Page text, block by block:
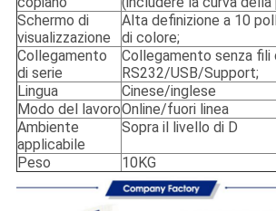
Schermo di
visualizzazione
Alta definizione a 10
di colore;
Collegamento
di serie
Collegamento senza fili
RS232/USB/Support;
Lingua
Cinese/inglese
Modo del lavoroOnline/fuori linea
Ambiente
applicabile
Sopra il livello di D
Peso 10KG